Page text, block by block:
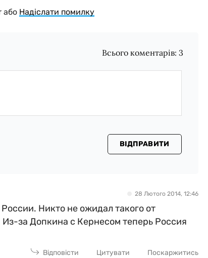
або Надіслати помилку
Всього коментарів:3
ВІДПРАВИТИ
28 Лютого 2014, 12:46
Никто не ожидал такого от
за Допкина с Кернесом теперь Россия
Відповісти Цитувати Поскаржитись